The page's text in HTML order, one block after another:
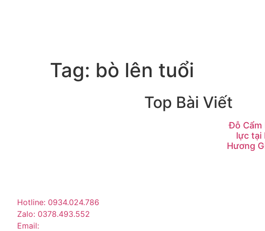
Tag: bò lên tuổi
Hotline: 0934.024.786
Zalo: 0378.493.552
Email:
Top Bài Viết
Đỗ Cẩm
lực tại
Hương